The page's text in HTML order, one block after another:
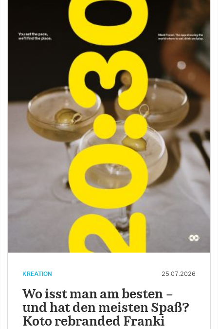
KREATION 25.07.2026
Wo isst man am besten –
und hat den meisten Spaß?
Koto rebranded Franki